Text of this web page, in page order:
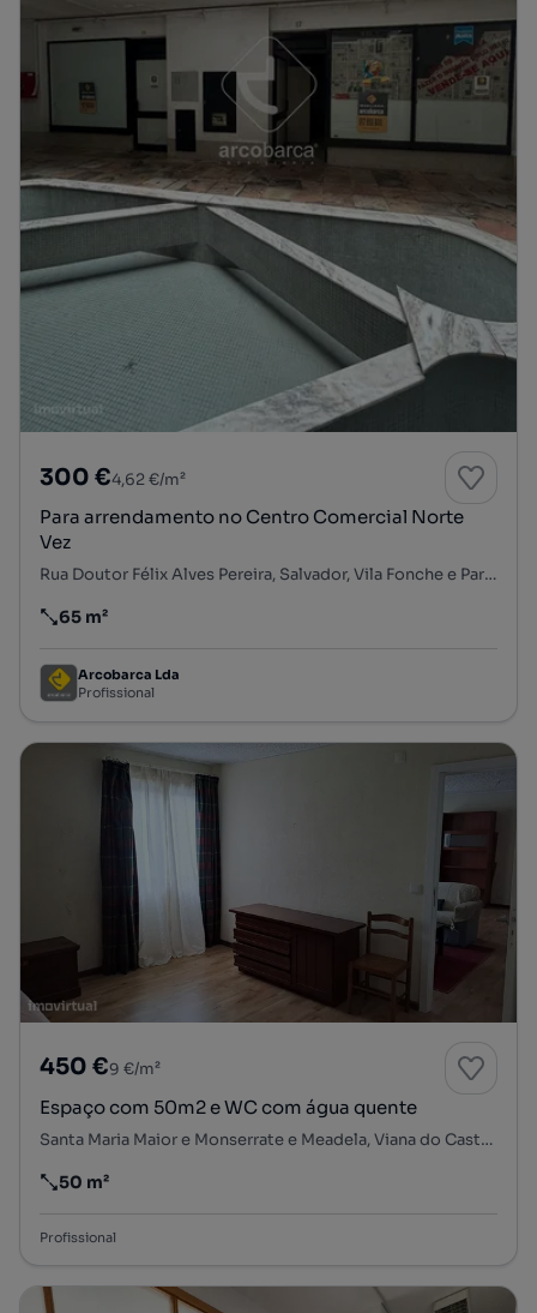
300 €4,62 €/m²
Para arrendamento no Centro Comercial Norte
Vez
Rua Doutor Félix Alves Pereira, Salvador, Vila Fonche e Parada, Arcos de Valdevez, Viana do Castelo
Preço por metro quadrado
65 m²
Arcobarca Lda
Profissional
450 €9 €/m²
Espaço com 50m2 e WC com água quente
Santa Maria Maior e Monserrate e Meadela, Viana do Castelo, Viana do Castelo
Preço por metro quadrado
50 m²
Profissional